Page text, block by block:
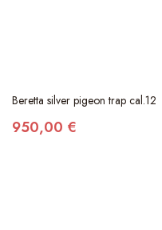
Beretta silver pigeon trap cal.12
950,00 €